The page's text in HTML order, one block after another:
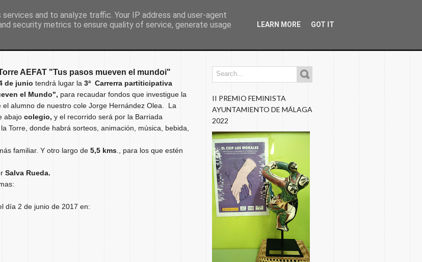
Inicio Nuestro colegio Secretaría Documentos Programaciones Nuestros Blogs
AEFAT "Tus pasos mueven el mundoi"
de junio tendrá lugar la 3ª Carrerra partiticipativa
el Mundo", para recaudar fondos que investigue la
el alumno de nuestro cole Jorge Hernández Olea. La
abajo colegio,y el recorrido será por la Barriada
Torre, donde habrá sorteos, animación, música, bebida,
familiar. Y otro largo de 5,5 kms ., para los que estén
Salva Rueda.
día 2 de junio de 2017 en:
II PREMIO FEMINISTA
AYUNTAMIENTO DE MÁLAGA
2022
and to analyze traffic. Your IP address and user-agent
security metrics to ensure quality of service, generate usage
LEARN MORE GOT IT